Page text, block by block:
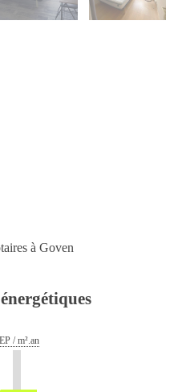
à Goven
/ m².an